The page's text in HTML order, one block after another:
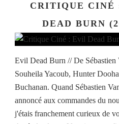
CRITIQUE
DEAD BURN
Evil Dead Burn // De Sébastien
Souheila Yacoub, Hunter
Buchanan. Quand Sébastien
annoncé aux commandes du
j'étais franchement curieux de